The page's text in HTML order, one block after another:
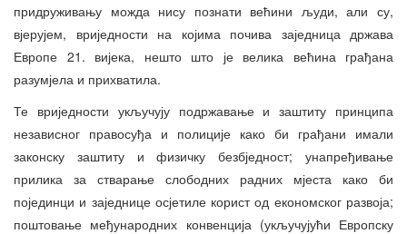
придруживању можда нису познати већини људи, али су,
вјерујем, вриједности на којима почива заједница држава
Европе 21. вијека, нешто што је велика већина грађана
разумјела и прихватила.
Те вриједности укључују подржавање и заштиту принципа
независног правосуђа и полиције како би грађани имали
законску заштиту и физичку безбједност; унапређивање
прилика за стварање слободних радних мјеста како би
појединци и заједнице осјетиле корист од економског развоја;
поштовање међународних конвенција (укључујући Европску